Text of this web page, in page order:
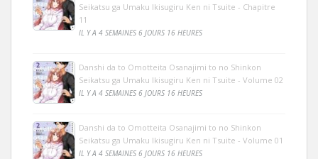
Seikatsu ga Umaku Ikisugiru Ken ni Tsuite - Chapitre
11
IL Y A 4 SEMAINES 6 JOURS 16 HEURES
Danshi da to Omotteita Osanajimi to no Shinkon
Seikatsu ga Umaku Ikisugiru Ken ni Tsuite - Volume 02
IL Y A 4 SEMAINES 6 JOURS 16 HEURES
Danshi da to Omotteita Osanajimi to no Shinkon
Seikatsu ga Umaku Ikisugiru Ken ni Tsuite - Volume 01
IL Y A 4 SEMAINES 6 JOURS 16 HEURES